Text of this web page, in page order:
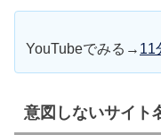
YouTubeでみる→ 11
意図しないサイト